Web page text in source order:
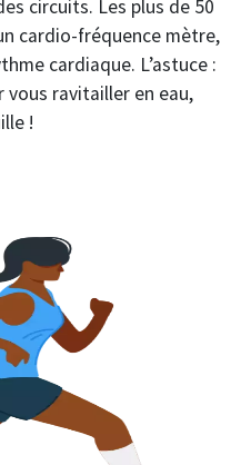
circuits. Les plus de 50
cardio-fréquence mètre,
cardiaque. L’astuce :
vous ravitailler en eau,
!